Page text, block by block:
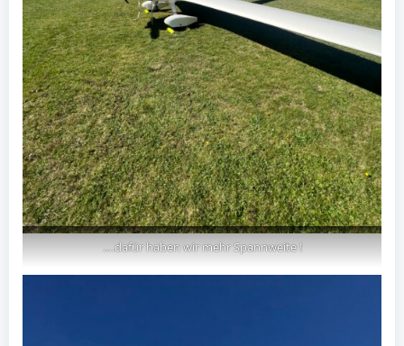
….dafür haben wir mehr Spannweite !